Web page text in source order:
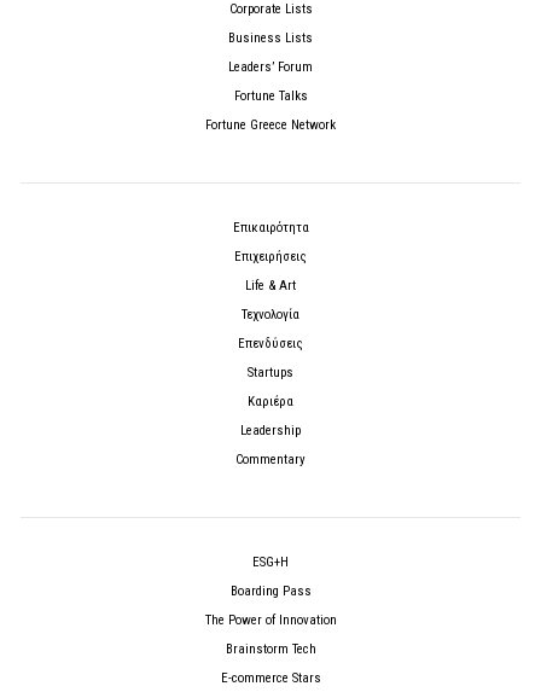
Corporate Lists
Business Lists
Leaders’ Forum
Fortune Talks
Fortune Greece Network
Επικαιρότητα
Επιχειρήσεις
Life & Art
Τεχνολογία
Επενδύσεις
Startups
Καριέρα
Leadership
Commentary
ESG+H
Boarding Pass
The Power of Innovation
Brainstorm Tech
E-commerce Stars